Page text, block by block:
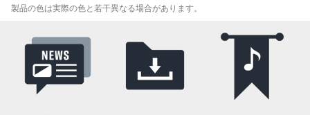
製品の色は実際の色と若干異なる場合があります。